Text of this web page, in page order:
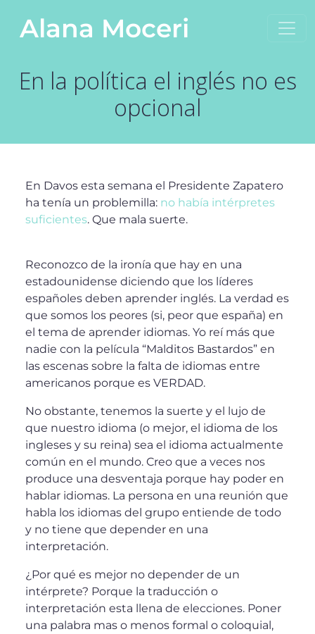
Navegación principal
Alana Moceri
En la política el inglés no es
opcional
En Davos esta semana el Presidente Zapatero
ha tenía un problemilla: no había intérpretes
suficientes. Que mala suerte.
Reconozco de la ironía que hay en una
estadounidense diciendo que los líderes
españoles deben aprender inglés. La verdad es
que somos los peores (si, peor que españa) en
el tema de aprender idiomas. Yo reí más que
nadie con la película “Malditos Bastardos” en
las escenas sobre la falta de idiomas entre
americanos porque es VERDAD.
No obstante, tenemos la suerte y el lujo de
que nuestro idioma (o mejor, el idioma de los
ingleses y su reina) sea el idioma actualmente
común en el mundo. Creo que a veces nos
produce una desventaja porque hay poder en
hablar idiomas. La persona en una reunión que
habla los idiomas del grupo entiende de todo
y no tiene que depender en una
interpretación.
¿Por qué es mejor no depender de un
intérprete? Porque la traducción o
interpretación esta llena de elecciones. Poner
una palabra mas o menos formal o coloquial,